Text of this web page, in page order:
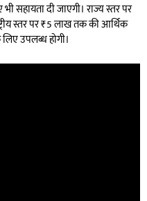
सहायता दी जाएगी। राज्य स्तर पर
स्तर पर ₹5 लाख तक की आर्थिक
उपलब्ध होगी।